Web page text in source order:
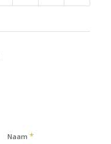
Naam *